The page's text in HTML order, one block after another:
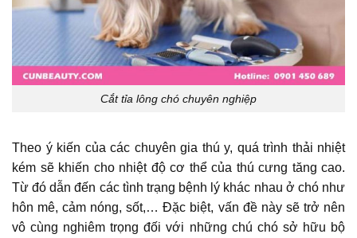
Cắt tỉa lông chó chuyên nghiệp
Theo ý kiến của các chuyên gia thú y, quá trình thải nhiệt
kém sẽ khiến cho nhiệt độ cơ thể của thú cưng tăng cao.
Từ đó dẫn đến các tình trạng bệnh lý khác nhau ở chó như
hôn mê, cảm nóng, sốt,… Đặc biệt, vấn đề này sẽ trở nên
vô cùng nghiêm trọng đối với những chú chó sở hữu bộ